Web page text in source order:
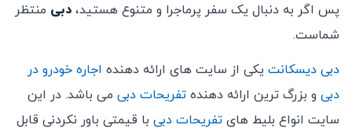
پس اگر به دنبال یک سفر پرماجرا و متنوع هستید، دبی منتظر
شماست.
دبی دیسکانت یکی از سایت های ارائه دهنده اجاره خودرو در
دبی و بزرگ ترین ارائه دهنده تفریحات دبی می باشد. در این
سایت انواع بلیط های تفریحات دبی با قیمتی باور نکردنی قابل